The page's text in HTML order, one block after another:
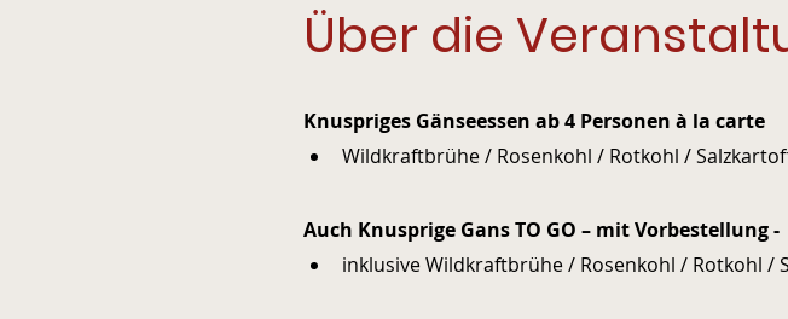
Über die
Knuspriges Gänseessen ab 4 Personen à la carte
Wildkraftbrühe / Rosenkohl / Rotkohl /
Auch Knusprige Gans TO GO – mit Vorbestellung -
inklusive Wildkraftbrühe / Rosenkohl / Rotkohl /